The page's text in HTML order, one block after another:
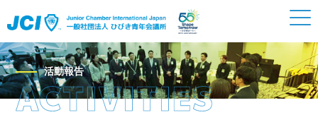
活動報告